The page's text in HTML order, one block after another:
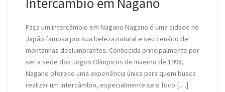
Faça um intercâmbio em Nagano Nagano é uma cidade no
Japão famosa por sua beleza natural e seu cenário de
montanhas deslumbrantes. Conhecida principalmente por
ser a sede dos Jogos Olímpicos de Inverno de 1998,
Nagano oferece uma experiência única para quem busca
realizar um intercâmbio, especialmente se o foco […]